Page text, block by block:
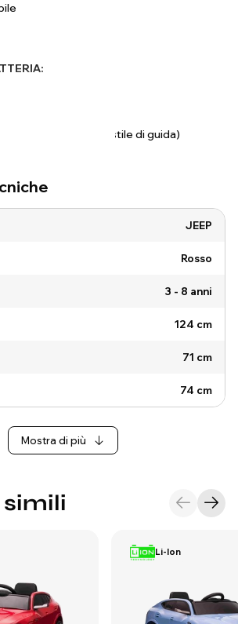
del peso e dello stile di guida)
JEEP
Rosso
3 - 8 anni
124 cm
71 cm
74 cm
Mostra di più
Li-Ion